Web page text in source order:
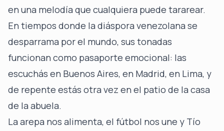
en una melodía que cualquiera puede tararear.
En tiempos donde la diáspora venezolana se
desparrama por el mundo, sus tonadas
funcionan como pasaporte emocional: las
escuchás en Buenos Aires, en Madrid, en Lima, y
de repente estás otra vez en el patio de la casa
de la abuela.
La arepa nos alimenta, el fútbol nos une y Tío